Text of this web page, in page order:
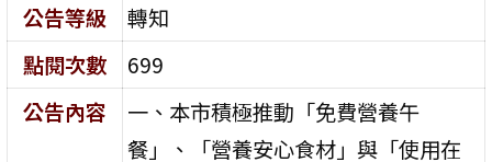
公告等級
轉知
點閱次數
699
公告內容
一、本市積極推動「免費營養午
餐」、「營養安心食材」與「使用在